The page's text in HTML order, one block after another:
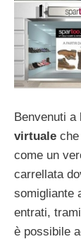
Benvenuti a
virtuale
come un
carrellata
somigliante
entrati,
è possibile